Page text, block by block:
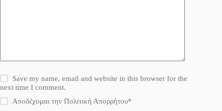
Save my name, email and website in this browser for the
next time I comment.
Αποδέχομαι την Πολιτική Απορρήτου*